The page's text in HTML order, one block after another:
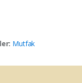
Mutfak